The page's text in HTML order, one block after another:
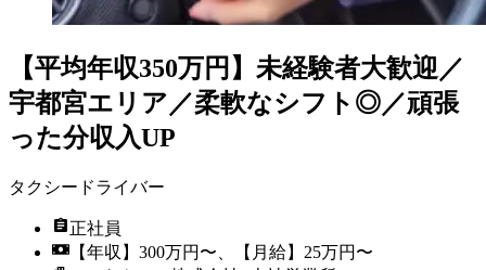
【平均年収350万円】未経験者大歓迎／
宇都宮エリア／柔軟なシフト◎／頑張
った分収入UP
タクシードライバー
正社員
【年収】300万円〜、【月給】25万円〜